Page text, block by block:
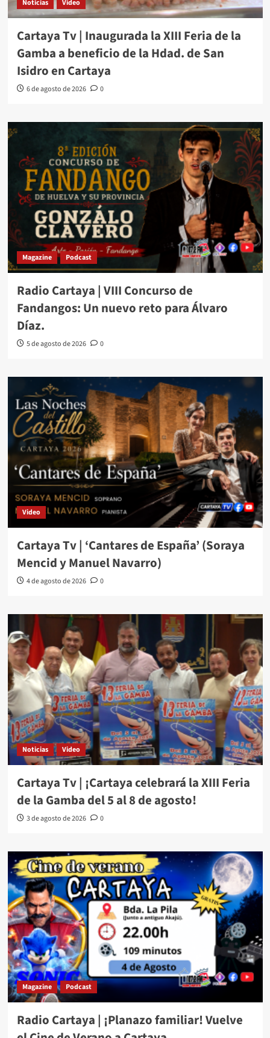
Noticias Video
Cartaya Tv | Inaugurada la XIII Feria de la
Gamba a beneficio de la Hdad. de San
Isidro en Cartaya
6 de agosto de 2026 0
Magazine Podcast
Radio Cartaya | VIII Concurso de
Fandangos: Un nuevo reto para Álvaro
Díaz.
5 de agosto de 2026 0
Video
Cartaya Tv | ‘Cantares de España’ (Soraya
Mencid y Manuel Navarro)
4 de agosto de 2026 0
Noticias Video
Cartaya Tv | ¡Cartaya celebrará la XIII Feria
de la Gamba del 5 al 8 de agosto!
3 de agosto de 2026 0
Magazine Podcast
Radio Cartaya | ¡Planazo familiar! Vuelve